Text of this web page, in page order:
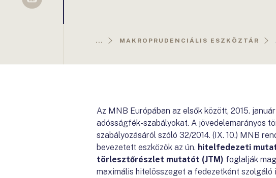
Sellsy
... MAKROPRUDENCIÁLIS ESZKÖZTÁR
Az MNB Európában az elsők között, 2015.
adósságfék-szabályokat. A jövedelemarányos
szabályozásáról szóló 32/2014. (IX. 10.) MNB
bevezetett eszközök az ún. hitelfedezeti
törlesztőrészlet mutatót (JTM) foglalják
maximális hitelösszeget a fedezetként